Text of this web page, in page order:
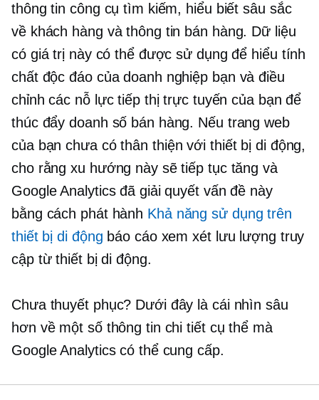
thông tin công cụ tìm kiếm, hiểu biết sâu sắc
về khách hàng và thông tin bán hàng. Dữ liệu
có giá trị này có thể được sử dụng để hiểu tính
chất độc đáo của doanh nghiệp bạn và điều
chỉnh các nỗ lực tiếp thị trực tuyến của bạn để
thúc đẩy doanh số bán hàng. Nếu trang web
của bạn chưa cóthân thiện với thiết bị di động,
cho rằng xu hướng này sẽ tiếp tục tăng và
Google Analytics đã giải quyết vấn đề này
bằng cách phát hành Khả năng sử dụng trên
thiết bị di động báo cáo xem xét lưu lượng truy
cập từ thiết bị di động.
Chưa thuyết phục? Dưới đây là cái nhìn sâu
hơn về một số thông tin chi tiết cụ thể mà
Google Analytics có thể cung cấp.